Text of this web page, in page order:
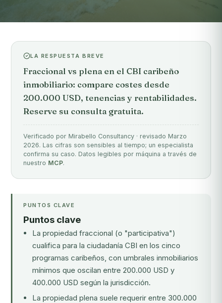
LA RESPUESTA BREVE
Fraccional vs plena en el CBI caribeño
inmobiliario: compare costes desde
200.000 USD, tenencias y rentabilidades.
Reserve su consulta gratuita.
Verificado por Mirabello Consultancy · revisado Marzo
2026. Las cifras son sensibles al tiempo; un especialista
confirma su caso. Datos legibles por máquina a través de
nuestro MCP.
PUNTOS CLAVE
Puntos clave
La propiedad fraccional (o "participativa")
cualifica para la ciudadanía CBI en los cinco
programas caribeños, con umbrales inmobiliarios
mínimos que oscilan entre 200.000 USD y
400.000 USD según la jurisdicción.
La propiedad plena suele requerir entre 300.000